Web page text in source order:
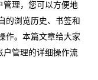
管理，您可以方便地
的浏览历史、书签和
作。本篇文章给大家
户管理的详细操作流